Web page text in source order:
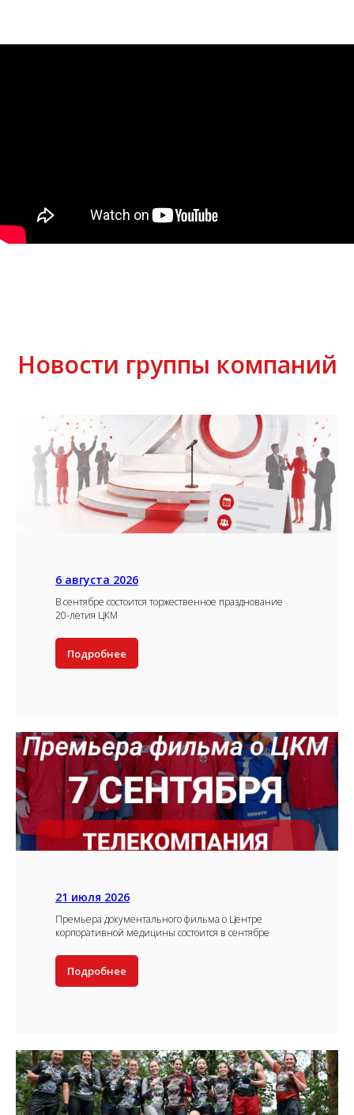
Новости группы компаний
6 августа 2026
В сентябре состоится торжественное празднование
20-летия ЦКМ
Подробнее
21 июля 2026
Премьера документального фильма о Центре
корпоративной медицины состоится в сентябре
Подробнее